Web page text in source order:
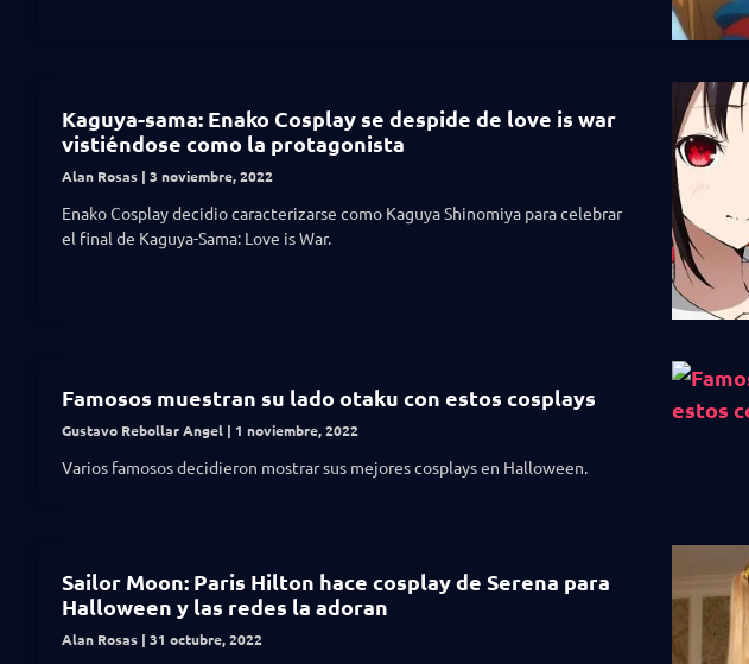
Kaguya-sama: Enako Cosplay se despide de love is war
vistiéndose como la protagonista
Alan Rosas 3 noviembre, 2022
Enako Cosplay decidio caracterizarse como Kaguya Shinomiya para celebrar
el final de Kaguya-Sama: Love is War.
Famosos muestran su lado otaku con estos cosplays
Gustavo Rebollar Angel 1 noviembre, 2022
Varios famosos decidieron mostrar sus mejores cosplays en Halloween.
Sailor Moon: Paris Hilton hace cosplay de Serena para
Halloween y las redes la adoran
Alan Rosas 31 octubre, 2022